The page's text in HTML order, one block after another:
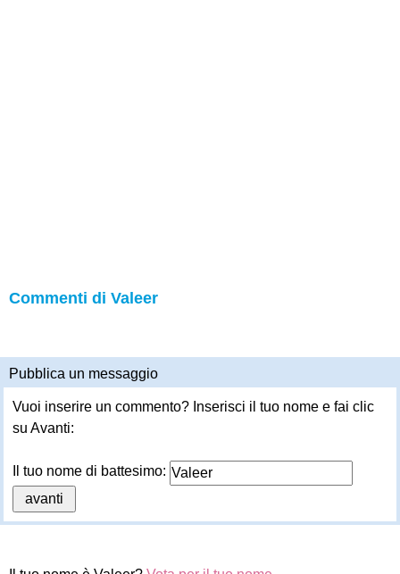
Commenti di Valeer
Pubblica un messaggio
Vuoi inserire un commento? Inserisci il tuo nome e fai clic
su Avanti:
Il tuo nome di battesimo: